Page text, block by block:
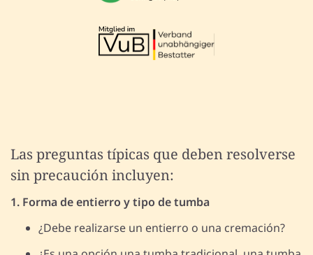
Las preguntas típicas que deben resolverse
sin precaución incluyen:
1. Forma de entierro y tipo de tumba
¿Debe realizarse un entierro o una cremación?